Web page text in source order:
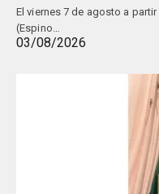
El viernes 7 de agosto a
(Espino…
03/08/2026